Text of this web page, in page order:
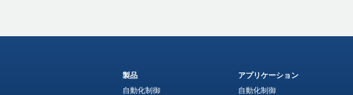
製品
自動化制御
アプリケーション
自動化制御